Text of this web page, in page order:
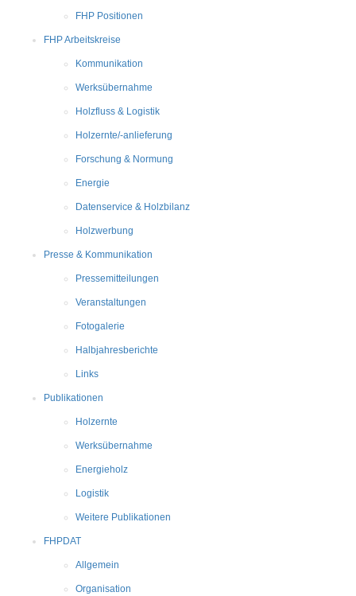
FHP Positionen
FHP Arbeitskreise
Kommunikation
Werksübernahme
Holzfluss & Logistik
Holzernte/-anlieferung
Forschung & Normung
Energie
Datenservice & Holzbilanz
Holzwerbung
Presse & Kommunikation
Pressemitteilungen
Veranstaltungen
Fotogalerie
Halbjahresberichte
Links
Publikationen
Holzernte
Werksübernahme
Energieholz
Logistik
Weitere Publikationen
FHPDAT
Allgemein
Organisation